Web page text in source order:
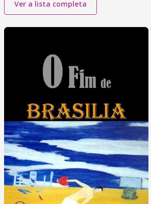
Ver a lista completa